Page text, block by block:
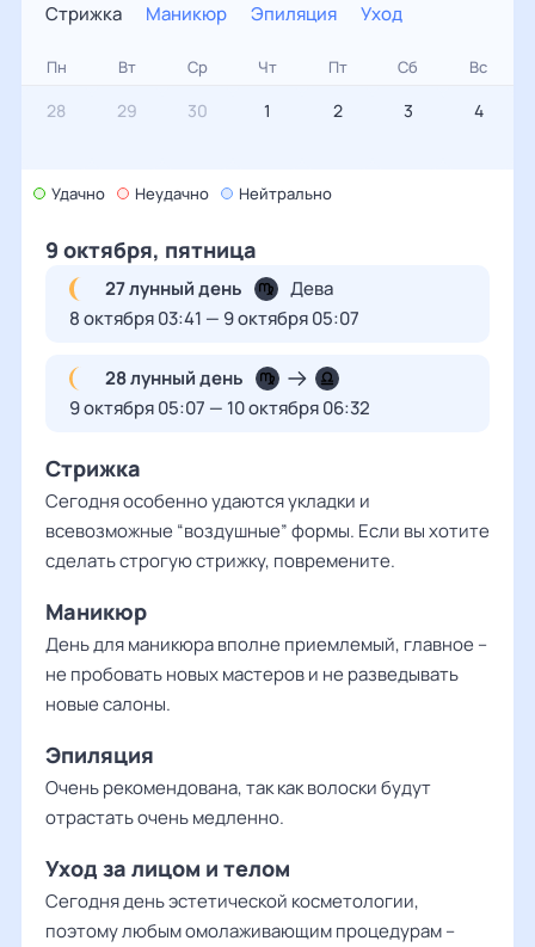
Стрижка Маникюр Эпиляция Уход
Стрижка
Маникюр
Пн Вт Ср Чт Пт Сб Вс
28 29 30 1 2 3 4
5 6 7 8
13 14 15
22 23
Удачно Неудачно Нейтрально
9 октября, пятница
27 лунный день
Дева
8 октября 03:41 — 9 октября 05:07
28 лунный день
9 октября 05:07 — 10 октября 06:32
Стрижка
Сегодня особенно удаются укладки и
всевозможные “воздушные” формы. Если вы хотите
сделать строгую стрижку, повремените.
Маникюр
День для маникюра вполне приемлемый, главное –
не пробовать новых мастеров и не разведывать
новые салоны.
Эпиляция
Очень рекомендована, так как волоски будут
отрастать очень медленно.
Уход за лицом и телом
Сегодня день эстетической косметологии,
поэтому любым омолаживающим процедурам –